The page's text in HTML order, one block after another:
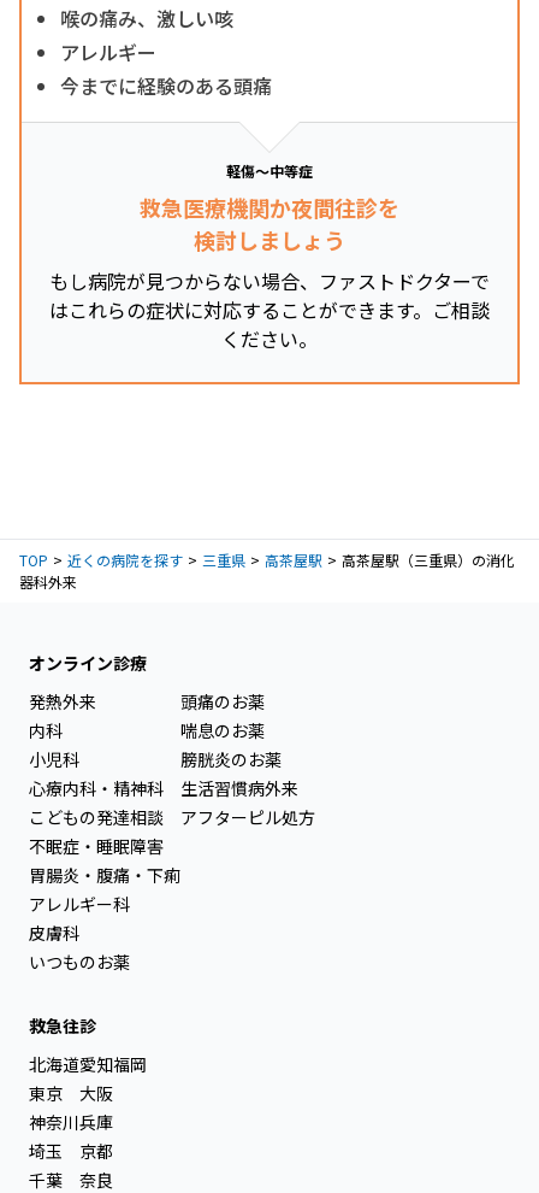
喉の痛み、激しい咳
アレルギー
今までに経験のある頭痛
軽傷～中等症
救急医療機関か夜間往診を
検討しましょう
もし病院が見つからない場合、ファストドクターで
はこれらの症状に対応することができます。ご相談
ください。
TOP 近くの病院を探す 三重県 高茶屋駅
高茶屋駅（三重県）の消化
器科外来
オンライン診療
発熱外来
内科
小児科
心療内科・精神科
こどもの発達相談
不眠症・睡眠障害
胃腸炎・腹痛・下痢
アレルギー科
皮膚科
いつものお薬
頭痛のお薬
喘息のお薬
膀胱炎のお薬
生活習慣病外来
アフターピル処方
救急往診
北海道
東京
神奈川
埼玉
千葉
愛知
大阪
兵庫
京都
奈良
福岡